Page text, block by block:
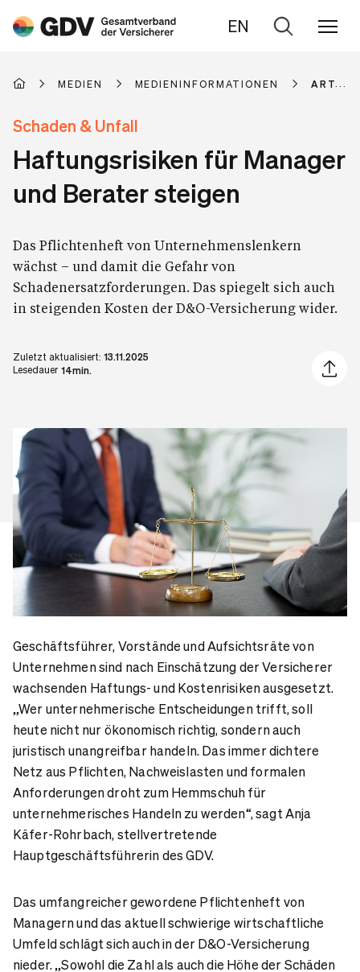
EN
Zur
MEDIEN MEDIENINFORMATIONEN
Schaden & Unfall
Haftungsrisiken für Manager
und Berater steigen
Das Pflichtenheft von Unternehmenslenkern
wächst – und damit die Gefahr von
Schadenersatzforderungen. Das spiegelt sich auch
in steigenden Kosten der D&O-Versicherung wider.
Zuletzt aktualisiert: 13.11.2025
Lesedauer 14min.
Artikel
Geschäftsführer, Vorstände und Aufsichtsräte von
Unternehmen sind nach Einschätzung der Versicherer
wachsenden Haftungs- und Kostenrisiken ausgesetzt.
„Wer unternehmerische Entscheidungen trifft, soll
heute nicht nur ökonomisch richtig, sondern auch
juristisch unangreifbar handeln. Das immer dichtere
Netz aus Pflichten, Nachweislasten und formalen
Anforderungen droht zum Hemmschuh für
unternehmerisches Handeln zu werden“, sagt Anja
Käfer-Rohrbach, stellvertretende
Hauptgeschäftsführerin des GDV.
Das umfangreicher gewordene Pflichtenheft von
Managern und das aktuell schwierige wirtschaftliche
Umfeld schlägt sich auch in der D&O-Versicherung
nieder. „Sowohl die Zahl als auch die Höhe der Schäden